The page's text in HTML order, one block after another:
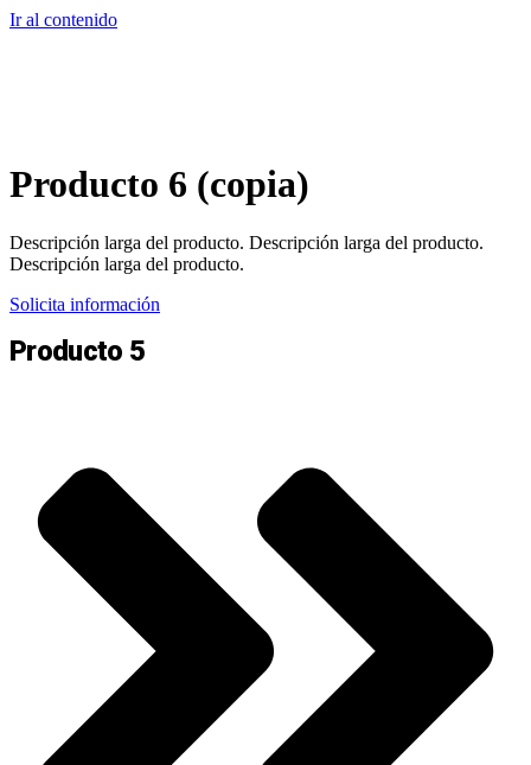
Ir al contenido
Producto 6 (copia)
Descripción larga del producto. Descripción larga del producto.
Descripción larga del producto.
Solicita información
Producto 5